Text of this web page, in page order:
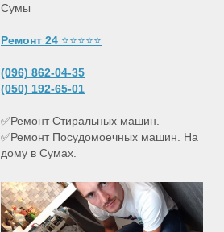
Сумы
Ремонт 24 ⭐⭐⭐⭐⭐
(096) 862-04-35
(050) 192-65-01
✅Ремонт Стиральных машин.
✅Ремонт Посудомоечных машин. На
дому в Сумах.